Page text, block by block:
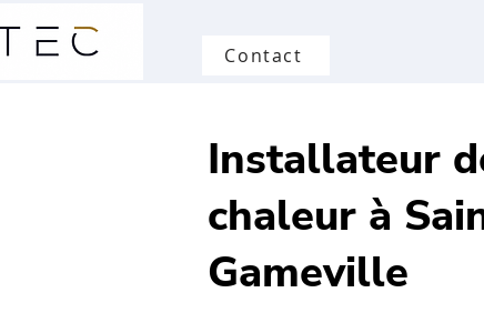
Contact
Installateur
chaleur à
Gameville